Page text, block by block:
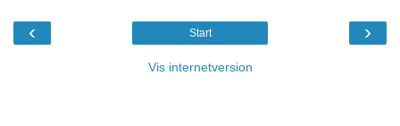
‹ ›
Start
Vis internetversion